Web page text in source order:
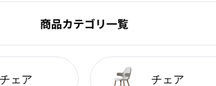
商品カテゴリ一覧
ェア チェア